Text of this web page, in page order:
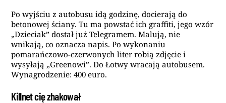
Po wyjściu z autobusu idą godzinę, docierają do
betonowej ściany. Tu ma powstać ich graffiti, jego wzór
„Dzieciak” dostał już Telegramem. Malują, nie
wnikają, co oznacza napis. Po wykonaniu
pomarańczowo-czerwonych liter robią zdjęcie i
wysyłają „Greenowi”. Do Łotwy wracają autobusem.
Wynagrodzenie: 400 euro.
Killnet cię zhakował